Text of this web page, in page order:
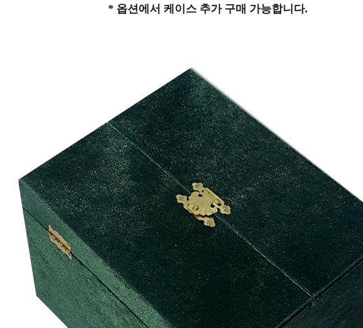
* 옵션에서 케이스 추가 구매 가능합니다.